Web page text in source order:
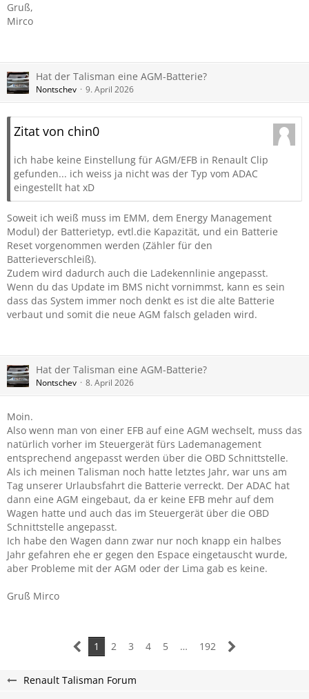
Gruß,
Mirco
Hat der Talisman eine AGM-Batterie?
Nontschev 9. April 2026
Zitat von chin0
ich habe keine Einstellung für AGM/EFB in Renault Clip
gefunden... ich weiss ja nicht was der Typ vom ADAC
eingestellt hat xD
Soweit ich weiß muss im EMM, dem Energy Management
Modul) der Batterietyp, evtl.die Kapazität, und ein Batterie
Reset vorgenommen werden (Zähler für den
Batterieverschleiß).
Zudem wird dadurch auch die Ladekennlinie angepasst.
Wenn du das Update im BMS nicht vornimmst, kann es sein
dass das System immer noch denkt es ist die alte Batterie
verbaut und somit die neue AGM falsch geladen wird.
Hat der Talisman eine AGM-Batterie?
Nontschev 8. April 2026
Moin.
Also wenn man von einer EFB auf eine AGM wechselt, muss das
natürlich vorher im Steuergerät fürs Lademanagement
entsprechend angepasst werden über die OBD Schnittstelle.
Als ich meinen Talisman noch hatte letztes Jahr, war uns am
Tag unserer Urlaubsfahrt die Batterie verreckt. Der ADAC hat
dann eine AGM eingebaut, da er keine EFB mehr auf dem
Wagen hatte und auch das im Steuergerät über die OBD
Schnittstelle angepasst.
Ich habe den Wagen dann zwar nur noch knapp ein halbes
Jahr gefahren ehe er gegen den Espace eingetauscht wurde,
aber Probleme mit der AGM oder der Lima gab es keine.
Gruß Mirco
1 2 3 4 5 … 192
Renault Talisman Forum